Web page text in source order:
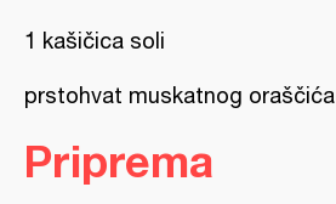
1 kašičica soli
prstohvat muskatnog oraščića
Priprema